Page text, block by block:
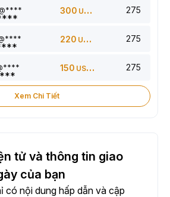
300 USDT 275
220 USDT 275
150 USDT 275
Xem Chi Tiết
tử và thông tin giao
của bạn
có nội dung hấp dẫn và cập